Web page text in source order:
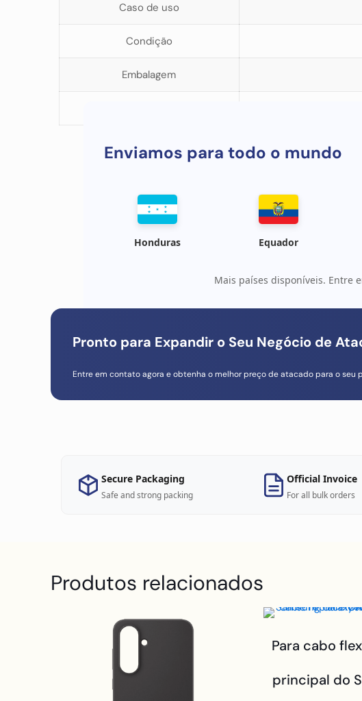
Caso de uso
Condição
Embalagem
Enviamos para todo o mundo
Honduras Equador
Mais países disponíveis. Entre
Pronto para Expandir o Seu Negócio de
Entre em contato agora e obtenha o melhor preço de atacado para o
Secure Packaging
Safe and strong packing
Official Invoice
For all bulk orders
Produtos relacionados
Para cabo
principal do